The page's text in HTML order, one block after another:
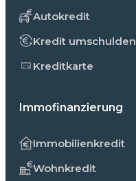
Autokredit
Kredit umschulden
Kreditkarte
Immofinanzierung
Immobilienkredit
Wohnkredit